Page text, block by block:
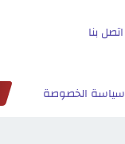
اتصل بنا
سياسة الخصوصة